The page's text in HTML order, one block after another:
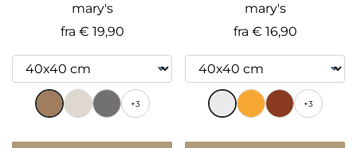
mary's
fra € 19,90
+3
mary's
fra € 16,90
+3